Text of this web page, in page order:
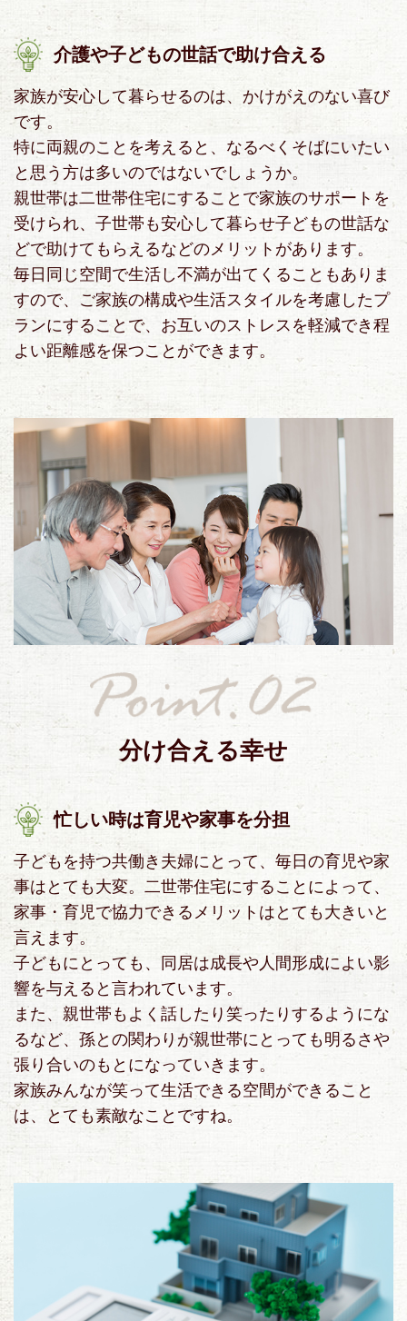
介護や子どもの世話で助け合える
家族が安心して暮らせるのは、かけがえのない喜び
です。
特に両親のことを考えると、なるべくそばにいたい
と思う方は多いのではないでしょうか。
親世帯は二世帯住宅にすることで家族のサポートを
受けられ、子世帯も安心して暮らせ子どもの世話な
どで助けてもらえるなどのメリットがあります。
毎日同じ空間で生活し不満が出てくることもありま
すので、ご家族の構成や生活スタイルを考慮したプ
ランにすることで、お互いのストレスを軽減でき程
よい距離感を保つことができます。
分け合える幸せ
忙しい時は育児や家事を分担
子どもを持つ共働き夫婦にとって、毎日の育児や家
事はとても大変。二世帯住宅にすることによって、
家事・育児で協力できるメリットはとても大きいと
言えます。
子どもにとっても、同居は成長や人間形成によい影
響を与えると言われています。
また、親世帯もよく話したり笑ったりするようにな
るなど、孫との関わりが親世帯にとっても明るさや
張り合いのもとになっていきます。
家族みんなが笑って生活できる空間ができること
は、とても素敵なことですね。